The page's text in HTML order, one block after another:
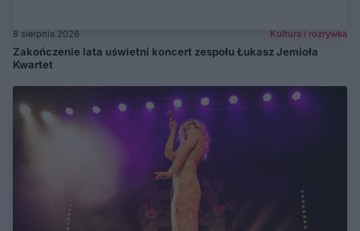
8 sierpnia 2026 Kultura i rozrywka
Zakończenie lata uświetni koncert zespołu Łukasz Jemioła
Kwartet